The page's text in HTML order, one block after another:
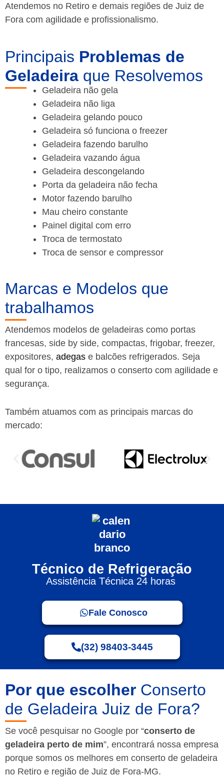
Atendemos no Retiro e demais regiões de Juiz de
Fora com agilidade e profissionalismo.
Principais Problemas de
Geladeira que Resolvemos
Geladeira não gela
Geladeira não liga
Geladeira gelando pouco
Geladeira só funciona o freezer
Geladeira fazendo barulho
Geladeira vazando água
Geladeira descongelando
Porta da geladeira não fecha
Motor fazendo barulho
Mau cheiro constante
Painel digital com erro
Troca de termostato
Troca de sensor e compressor
Marcas e Modelos que
trabalhamos
Atendemos modelos de geladeiras como portas
francesas, side by side, compactas, frigobar, freezer,
expositores, adegas e balcões refrigerados. Seja
qual for o tipo, realizamos o conserto com agilidade e
segurança.
Também atuamos com as principais marcas do
mercado:
Técnico de Refrigeração
Assistência Técnica 24 horas
Fale Conosco
(32) 98403-3445
Por que escolher Conserto
de Geladeira Juiz de Fora?
Se você pesquisar no Google por “conserto de
geladeira perto de mim”, encontrará nossa empresa
porque somos os melhores em conserto de geladeira
no Retiro e região de Juiz de Fora-MG.